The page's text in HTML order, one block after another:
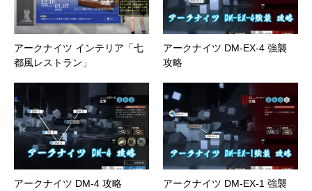
アークナイツ インテリア「七
都風レストラン」
アークナイツ DM-EX-4 強襲
攻略
アークナイツ DM-4 攻略
アークナイツ DM-EX-1 強襲